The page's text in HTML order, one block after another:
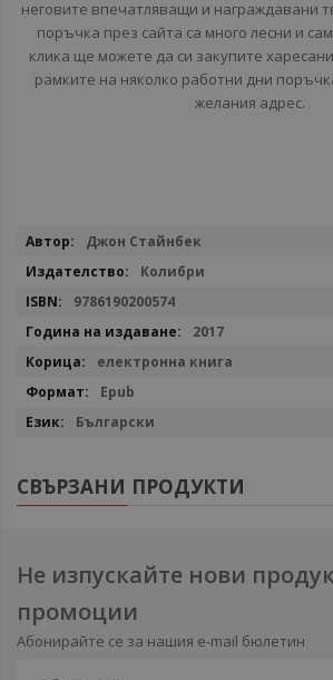
неговите впечатляващи и награждавани
поръчка през сайта са много лесни и
клика ще можете да си закупите
рамките на няколко работни дни
желания адрес.
Повече
Джон Стайнбек
Колибри
9786190200574
2017
електронна книга
Epub
Български
СВЪРЗАНИ ПРОДУКТИ
Не изпускайте нови
промоции
Абонирайте се за нашия e-mail бюлетин